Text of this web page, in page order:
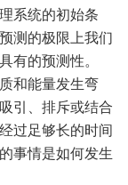
系统的初始条
测的极限上我们
有的预测性。
和能量发生弯
引、排斥或结合
过足够长的时间
事情是如何发生